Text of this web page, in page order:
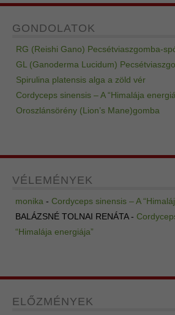
GONDOLATOK
RG (Reishi Gano) Pecsétviaszgomba-
GL (Ganoderma Lucidum)
Spirulina platensis alga a zöld vér
Cordyceps sinensis – A “Himalája
Oroszlánsörény (Lion’s Mane)gomba
VÉLEMÉNYEK
monika - Cordyceps sinensis – A
BALÁZSNÉ TOLNAI RENÁTA-
“Himalája energiája”
ELŐZMÉNYEK